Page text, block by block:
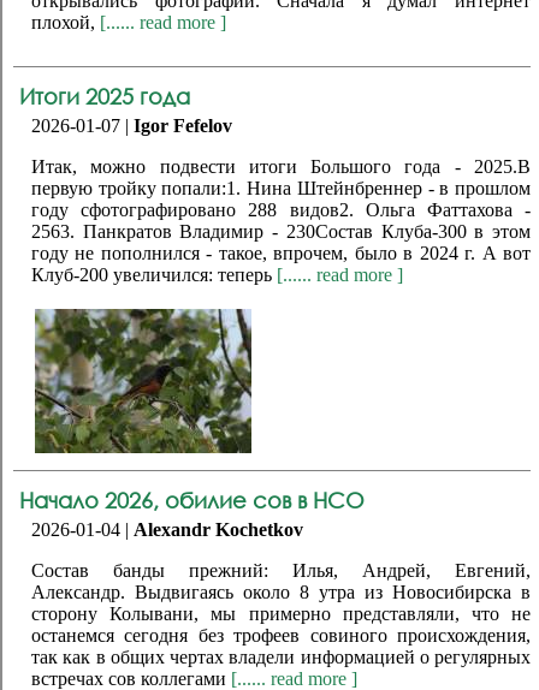
плохой, [...... read more ]
Итоги 2025 года
2026-01-07 | Igor Fefelov
Итак, можно подвести итоги Большого года - 2025.В
первую тройку попали:1. Нина Штейнбреннер - в прошлом
году сфотографировано 288 видов2. Ольга Фаттахова -
2563. Панкратов Владимир - 230Состав Клуба-300 в этом
году не пополнился - такое, впрочем, было в 2024 г. А вот
Клуб-200 увеличился: теперь [...... read more ]
Начало 2026, обилие сов в НСО
2026-01-04 | Alexandr Kochetkov
Состав банды прежний: Илья, Андрей, Евгений,
Александр. Выдвигаясь около 8 утра из Новосибирска в
сторону Колывани, мы примерно представляли, что не
останемся сегодня без трофеев совиного происхождения,
так как в общих чертах владели информацией о регулярных
встречах сов коллегами [...... read more ]